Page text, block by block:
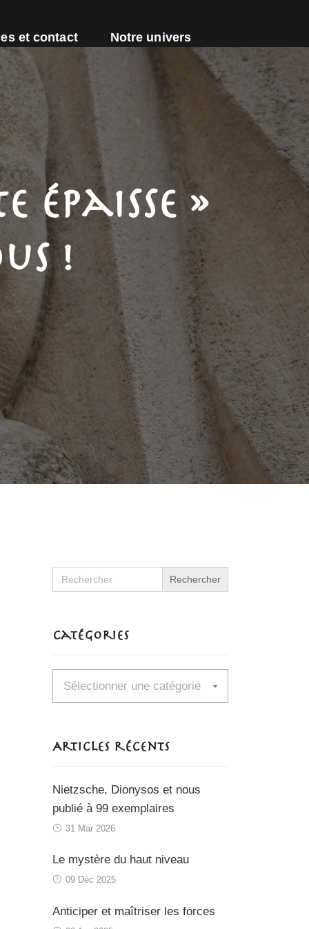
et contact Notre univers
épaisse »
!
Search
for:
Catégories
Catégories
Articles récents
Nietzsche, Dionysos et nous
publié à 99 exemplaires
31 Mar 2026
Le mystère du haut niveau
09 Déc 2025
Anticiper et maîtriser les forces